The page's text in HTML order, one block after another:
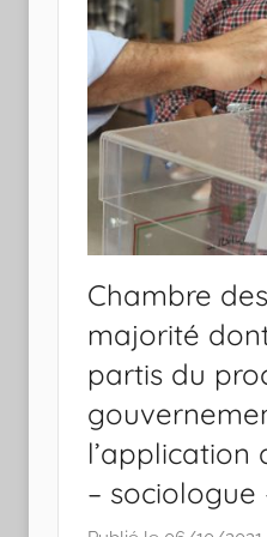
Chambre
majorité
partis du
– sociologue